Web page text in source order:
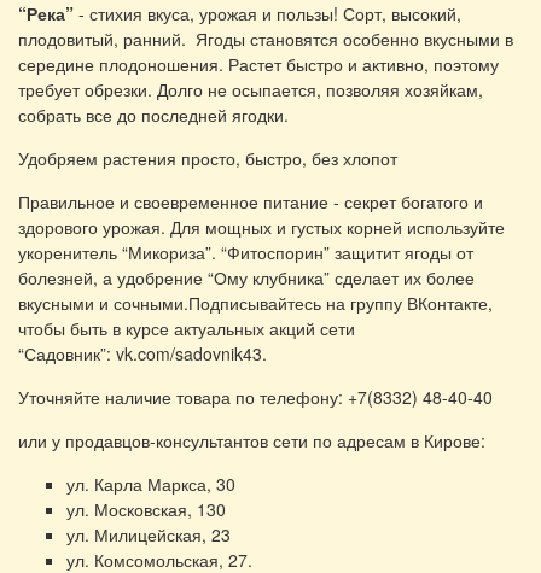
“Река” - стихия вкуса, урожая и пользы! Сорт, высокий,
плодовитый, ранний. Ягоды становятся особенно вкусными в
середине плодоношения. Растет быстро и активно, поэтому
требует обрезки. Долго не осыпается, позволяя хозяйкам,
собрать все до последней ягодки.
Удобряем растения просто, быстро, без хлопот
Правильное и своевременное питание - секрет богатого и
здорового урожая. Для мощных и густых корней используйте
укоренитель “Микориза”. “Фитоспорин” защитит ягоды от
болезней, а удобрение “Ому клубника” сделает их более
вкусными и сочными.Подписывайтесь на группу ВКонтакте,
чтобы быть в курсе актуальных акций сети
“Садовник”: vk.com/sadovnik43.
Уточняйте наличие товара по телефону: +7(8332) 48-40-40
или у продавцов-консультантов сети по адресам в Кирове:
ул. Карла Маркса, 30
ул. Московская, 130
ул. Милицейская, 23
ул. Комсомольская, 27.